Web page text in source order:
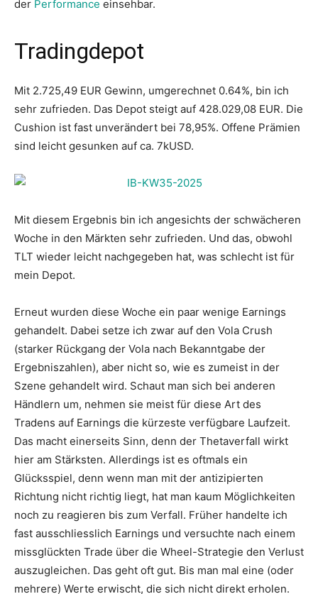
der Performance einsehbar.
Tradingdepot
Mit 2.725,49 EUR Gewinn, umgerechnet 0.64%, bin ich
sehr zufrieden. Das Depot steigt auf 428.029,08 EUR. Die
Cushion ist fast unverändert bei 78,95%. Offene Prämien
sind leicht gesunken auf ca. 7kUSD.
Mit diesem Ergebnis bin ich angesichts der schwächeren
Woche in den Märkten sehr zufrieden. Und das, obwohl
TLT wieder leicht nachgegeben hat, was schlecht ist für
mein Depot.
Erneut wurden diese Woche ein paar wenige Earnings
gehandelt. Dabei setze ich zwar auf den Vola Crush
(starker Rückgang der Vola nach Bekanntgabe der
Ergebniszahlen), aber nicht so, wie es zumeist in der
Szene gehandelt wird. Schaut man sich bei anderen
Händlern um, nehmen sie meist für diese Art des
Tradens auf Earnings die kürzeste verfügbare Laufzeit.
Das macht einerseits Sinn, denn der Thetaverfall wirkt
hier am Stärksten. Allerdings ist es oftmals ein
Glücksspiel, denn wenn man mit der antizipierten
Richtung nicht richtig liegt, hat man kaum Möglichkeiten
noch zu reagieren bis zum Verfall. Früher handelte ich
fast ausschliesslich Earnings und versuchte nach einem
missglückten Trade über die Wheel-Strategie den Verlust
auszugleichen. Das geht oft gut. Bis man mal eine (oder
mehrere) Werte erwischt, die sich nicht direkt erholen.